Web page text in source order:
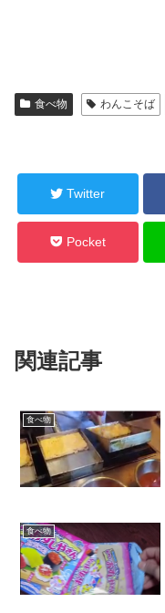
食べ物 わんこそば
Twitter
Pocket
関連記事
食べ物
食べ物